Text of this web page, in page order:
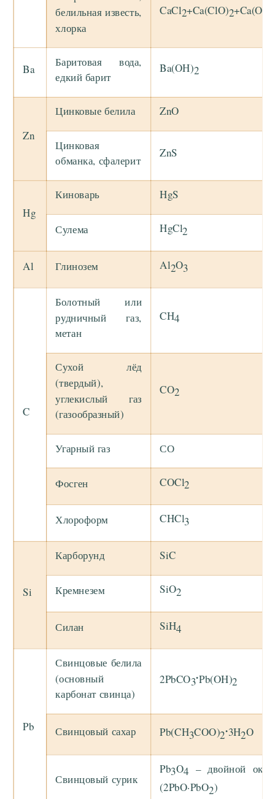
белильная известь,
хлорка
CaCl2+Ca(ClO)2+Ca(OH)
Ba
Баритовая вода,
едкий барит
Ba(OH)2
Zn
Цинковые белила ZnO
Цинковая
обманка, сфалерит
ZnS
Hg
Киноварь HgS
Сулема HgCl2
Al Глинозем Al2O3
C
Болотный или
рудничный газ,
метан
CH4
Сухой лёд
(твердый),
углекислый газ
(газообразный)
CO2
Угарный газ СО
Фосген COCl2
Хлороформ CHCl3
Si
Карборунд SiC
Кремнезем SiO2
Силан SiH4
Pb
Свинцовые белила
(основный
карбонат свинца)
2PbCO3.Pb(OH)2
Свинцовый сахар Pb(CH3COO)2.3H2O
Свинцовый сурик
Pb3O4 – двойной
(2PbO·PbO2)